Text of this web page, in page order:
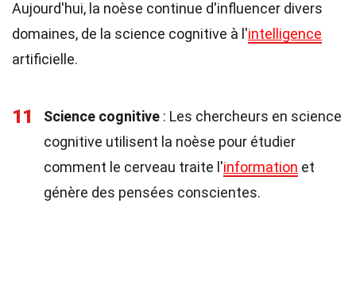
Aujourd'hui, la noèse continue d'influencer divers
domaines, de la science cognitive à l'intelligence
artificielle.
11 Science cognitive : Les chercheurs en science
cognitive utilisent la noèse pour étudier
comment le cerveau traite l'information et
génère des pensées conscientes.